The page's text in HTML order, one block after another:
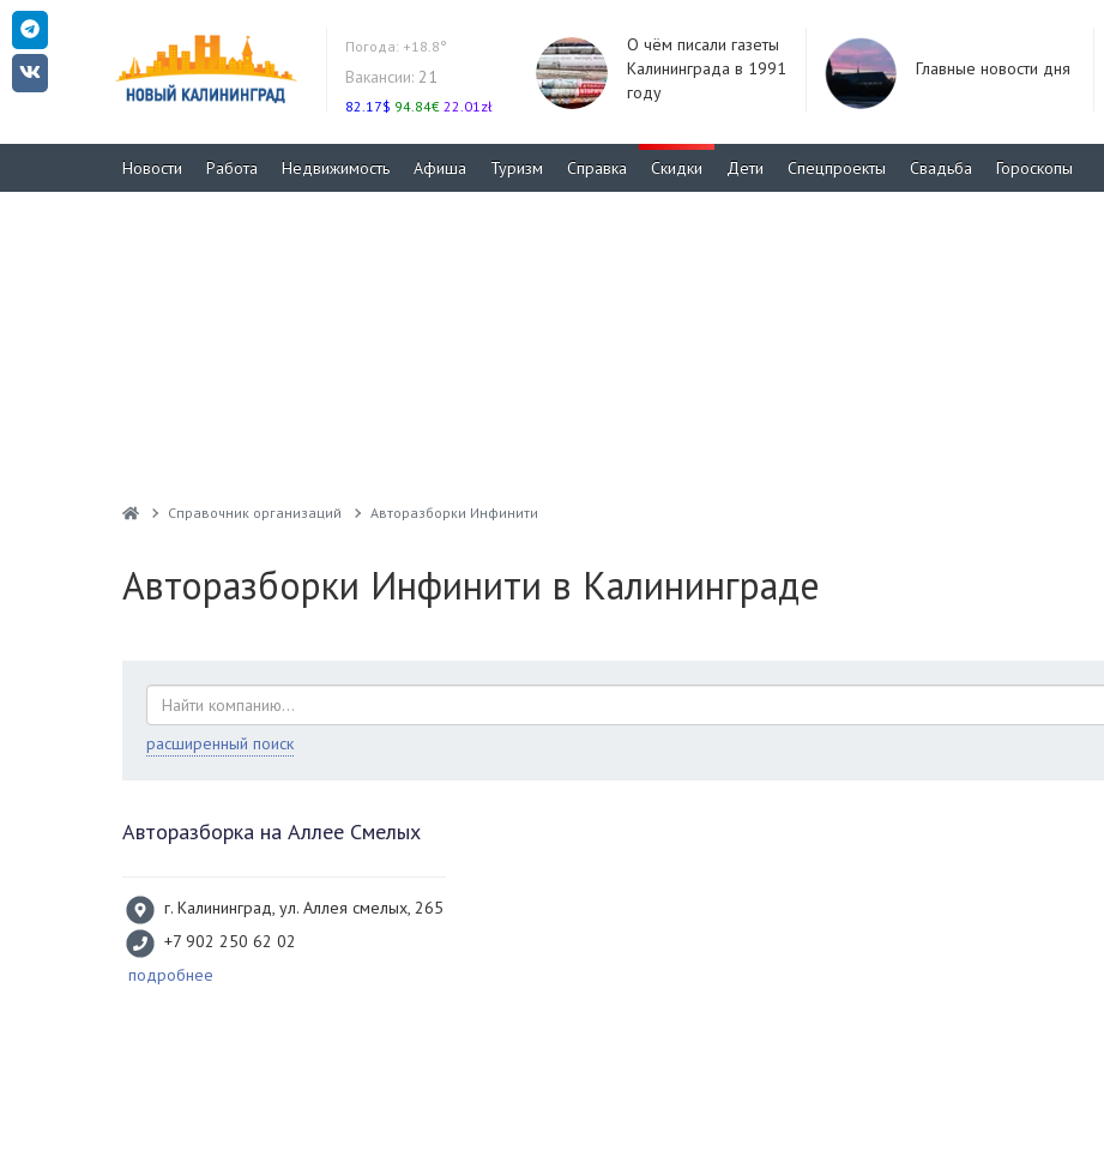
Погода: +18.8°
Вакансии: 21
82.17$ 94.84€ 22.01zł
О чём писали газеты
Калининграда в 1991
году
Главные новости дня
Новости Работа Недвижимость Афиша Туризм Справка Скидки Дети Спецпроекты Свадьба Гороскопы
Справочник организаций Авторазборки Инфинити
Авторазборки Инфинити в Калининграде
расширенный поиск
Авторазборка на Аллее Смелых
г. Калининград, ул. Аллея смелых, 265
+7 902 250 62 02
подробнее